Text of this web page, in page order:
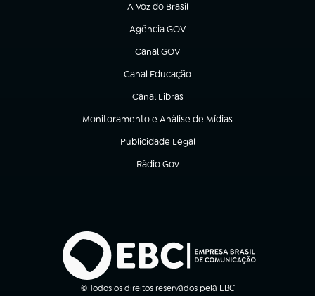
A Voz do Brasil
(abre em nova aba)
Agência GOV
(abre em nova aba)
Canal GOV
(abre em nova aba)
Canal Educação
(abre em nova aba)
Canal Libras
(abre em nova aba)
Monitoramento e Análise de Mídias
(abre em nova aba)
Publicidade Legal
(abre em nova aba)
Rádio Gov
(abre em nova aba)
© Todos os direitos reservados pela EBC